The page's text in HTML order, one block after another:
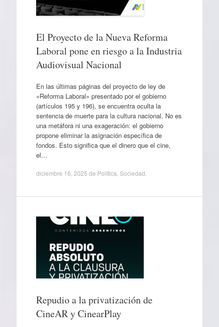
El Proyecto de la Nueva Reforma
Laboral pone en riesgo a la Industria
Audiovisual Nacional
En las últimas páginas del proyecto de ley de
«Reforma Laboral» presentado por el gobierno
(artículos 195 y 196), se encuentra oculta la
sentencia de muerte para la cultura nacional. No es
una metáfora ni una exageración: el gobierno
propone eliminar la asignación específica de
fondos. Esto significa que el dinero que el cine,
el…
diciembre 16, 2025 de Política Sociedad
Repudio a la privatización de
CineAR y CinearPlay